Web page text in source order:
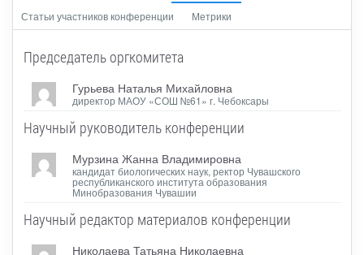
Статьи участников конференции Метрики
Председатель оргкомитета
Гурьева Наталья Михайловна
директор МАОУ «СОШ №61» г. Чебоксары
Научный руководитель конференции
Мурзина Жанна Владимировна
кандидат биологических наук, ректор Чувашского
республиканского института образования
Минобразования Чувашии
Научный редактор материалов конференции
Николаева Татьяна Николаевна